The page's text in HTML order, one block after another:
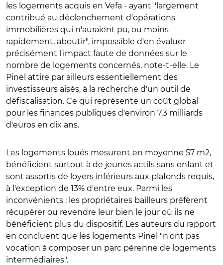
les logements acquis en Vefa - ayant "largement
contribué au déclenchement d'opérations
immobilières qui n'auraient pu, ou moins
rapidement, aboutir", impossible d'en évaluer
précisément l'impact faute de données sur le
nombre de logements concernés, note-t-elle. Le
Pinel attire par ailleurs essentiellement des
investisseurs aisés, à la recherche d'un outil de
défiscalisation. Ce qui représente un coût global
pour les finances publiques d'environ 7,3 milliards
d'euros en dix ans.
Les logements loués mesurent en moyenne 57 m2,
bénéficient surtout à de jeunes actifs sans enfant et
sont assortis de loyers inférieurs aux plafonds requis,
à l'exception de 13% d'entre eux. Parmi les
inconvénients : les propriétaires bailleurs préfèrent
récupérer ou revendre leur bien le jour où ils ne
bénéficient plus du dispositif. Les auteurs du rapport
en concluent que les logements Pinel "n'ont pas
vocation à composer un parc pérenne de logements
intermédiaires".